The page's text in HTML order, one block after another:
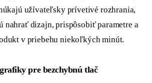
užívateľsky prívetivé rozhrania,
nahrať dizajn, prispôsobiť parametre a
v priebehu niekoľkých minút.
pre bezchybnú tlač